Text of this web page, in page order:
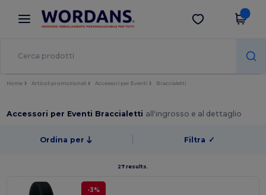
× App Wordans
Prezzi migliori sull'app!
Scarica app
Home Articoli promozionali Accessori per Eventi Braccialetti
Accessori per Eventi Braccialetti all'ingrosso e al dettaglio
Ordina per Filtra ✓
27 results.
-3%